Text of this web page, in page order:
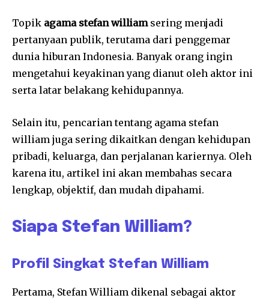
Topik agama stefan williamsering menjadi
pertanyaan publik, terutama dari penggemar
dunia hiburan Indonesia. Banyak orang ingin
mengetahui keyakinan yang dianut oleh aktor ini
serta latar belakang kehidupannya.
Selain itu, pencarian tentang agama stefan
william juga sering dikaitkan dengan kehidupan
pribadi, keluarga, dan perjalanan kariernya. Oleh
karena itu, artikel ini akan membahas secara
lengkap, objektif, dan mudah dipahami.
Siapa Stefan William?
Profil Singkat Stefan William
Pertama, Stefan William dikenal sebagai aktor